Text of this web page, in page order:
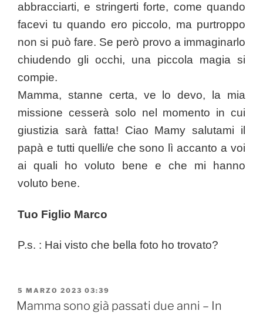
abbracciarti, e stringerti forte, come quando
facevi tu quando ero piccolo, ma purtroppo
non si può fare. Se però provo a immaginarlo
chiudendo gli occhi, una piccola magia si
compie.
Mamma, stanne certa, ve lo devo, la mia
missione cesserà solo nel momento in cui
giustizia sarà fatta! Ciao Mamy salutami il
papà e tutti quelli/e che sono lì accanto a voi
ai quali ho voluto bene e che mi hanno
voluto bene.
Tuo Figlio Marco
P.s. : Hai visto che bella foto ho trovato?
PUBBLICATO
IL
5 MARZO 2023 03:39
Mamma sono già passati due anni – In